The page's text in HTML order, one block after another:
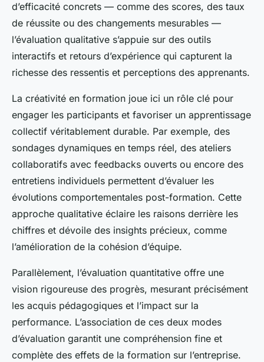
d’efficacité concrets — comme des scores, des taux
de réussite ou des changements mesurables —
l’évaluation qualitative s’appuie sur des outils
interactifs et retours d’expérience qui capturent la
richesse des ressentis et perceptions des apprenants.
La créativité en formation joue ici un rôle clé pour
engager les participants et favoriser un apprentissage
collectif véritablement durable. Par exemple, des
sondages dynamiques en temps réel, des ateliers
collaboratifs avec feedbacks ouverts ou encore des
entretiens individuels permettent d’évaluer les
évolutions comportementales post-formation. Cette
approche qualitative éclaire les raisons derrière les
chiffres et dévoile des insights précieux, comme
l’amélioration de la cohésion d’équipe.
Parallèlement, l’évaluation quantitative offre une
vision rigoureuse des progrès, mesurant précisément
les acquis pédagogiques et l’impact sur la
performance. L’association de ces deux modes
d’évaluation garantit une compréhension fine et
complète des effets de la formation sur l’entreprise.